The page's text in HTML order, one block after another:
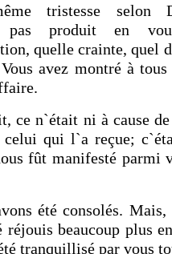
tristesse selon
pas produit en
quelle crainte, quel
avez montré à tous
ce n`était ni à cause
qui l`a reçue;
fût manifesté parmi
été consolés.
réjouis beaucoup plus
tranquillisé par vous